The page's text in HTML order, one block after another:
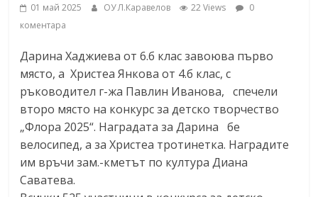
01 май 2025 ОУ Л.Каравелов 22 Views
0
коментара
Дарина Хаджиева от 6.б клас завоюва първо
място, а Христеа Янкова от 4.б клас, с
ръководител г-жа Павлин Иванова, спечели
второ място на конкурс за детско творчество
„Флора 2025“. Наградата за Дарина бе
велосипед, а за Христеа тротинетка. Наградите
им връчи зам.-кметът по култура Диана
Саватева.